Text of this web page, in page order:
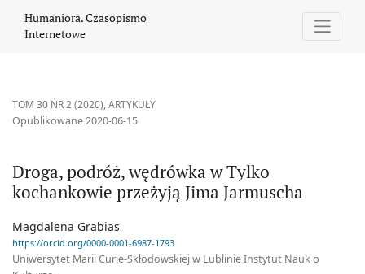
Humaniora. Czasopismo
Internetowe
TOM 30 NR 2 (2020),ARTYKUŁY
Droga, podróż, wędrówka w Tylko
kochankowie przeżyją Jima Jarmuscha
Opublikowane 2020-06-15
Magdalena Grabias
https://orcid.org/0000-0001-6987-1793
Uniwersytet Marii Curie-Skłodowskiej w Lublinie Instytut Nauk o